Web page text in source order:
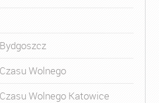
Wolnego
Wolnego Katowice